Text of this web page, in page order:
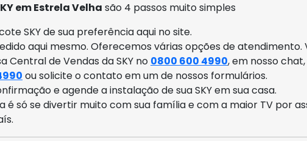
em Estrela Velha são 4 passos muito simples
SKY de sua preferência aqui no site.
aqui mesmo. Oferecemos várias opções de atendimento.
Central de Vendas da SKY no 0800 600 4990, em nosso
ou solicite o contato em um de nossos formulários.
e agende a instalação de sua SKY em sua casa.
é só se divertir muito com sua família e com a maior TV por